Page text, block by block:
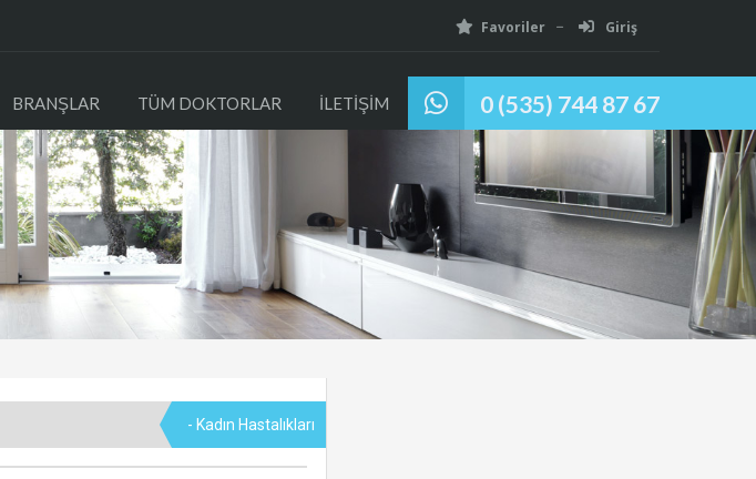
Favoriler Giriş
0 (535) 744 87 67
BRANŞLAR TÜM DOKTORLAR İLETİŞİM
- Kadın Hastalıkları